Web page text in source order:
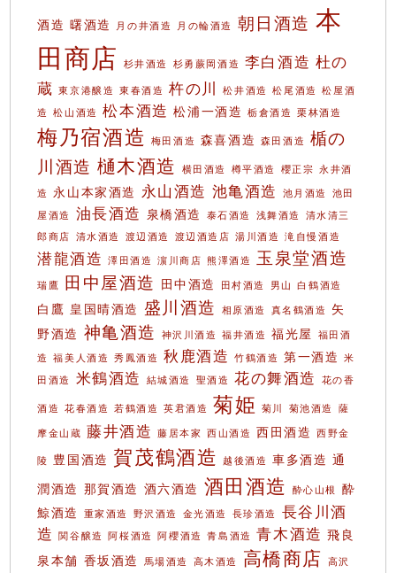
酒造 曙酒造 月の井酒造 月の輪酒造 朝日酒造 本
田商店
杉井酒造 杉勇蕨岡酒造 李白酒造 杜の
蔵
東京港醸造 東春酒造 杵の川 松井酒造 松尾酒造 松屋酒
造 松山酒造 松本酒造 松浦一酒造 栃倉酒造 栗林酒造
梅乃宿酒造 梅田酒造 森喜酒造 森田酒造
楯の
川酒造 樋木酒造 横田酒造 樽平酒造 櫻正宗 永井酒
造 永山本家酒造 永山酒造 池亀酒造 池月酒造 池田
屋酒造 油長酒造 泉橋酒造 泰石酒造 浅舞酒造 清水清三
郎商店 清水酒造 渡辺酒造 渡辺酒造店 湯川酒造 滝自慢酒造
潜龍酒造 澤田酒造 濵川商店 熊澤酒造 玉泉堂酒造
瑞鷹 田中屋酒造 田中酒造 田村酒造 男山 白鶴酒造
白鷹 皇国晴酒造 盛川酒造 相原酒造 真名鶴酒造
矢
野酒造 神亀酒造 神沢川酒造 福井酒造 福光屋 福田酒
造 福美人酒造 秀鳳酒造 秋鹿酒造 竹鶴酒造 第一酒造 米
田酒造 米鶴酒造 結城酒造 聖酒造 花の舞酒造 花の香
酒造 花春酒造 若鶴酒造 英君酒造 菊姫 菊川 菊池酒造 薩
摩金山蔵 藤井酒造 藤居本家 西山酒造 西田酒造 西野金
陵 豊国酒造 賀茂鶴酒造 越後酒造 車多酒造 通
潤酒造 那賀酒造 酒六酒造 酒田酒造 酔心山根
酔
鯨酒造
重家酒造 野沢酒造 金光酒造 長珍酒造
長谷川酒
造
関谷醸造 阿桜酒造 阿櫻酒造 青島酒造 青木酒造 飛良
泉本舗 香坂酒造 馬場酒造 高木酒造 高橋商店 高沢